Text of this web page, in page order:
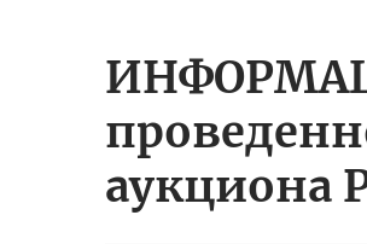
аукциона